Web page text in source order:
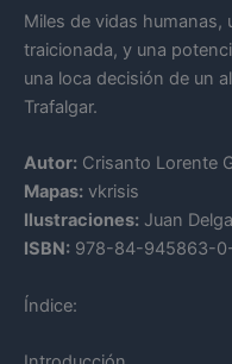
Miles de vidas humanas,
traicionada, y una
una loca decisión de un
Trafalgar.
Autor: Crisanto Lorente
Mapas: vkrisis
Ilustraciones: Juan
ISBN: 978-84-945863-
Índice: